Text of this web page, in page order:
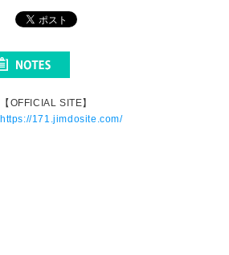
【OFFICIAL SITE】
https://171.jimdosite.com/